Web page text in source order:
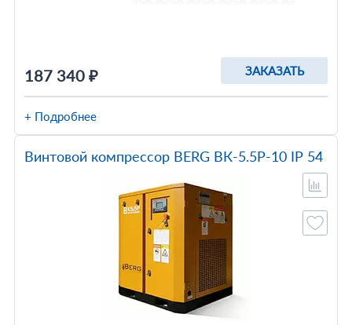
187 340 ₽ ЗАКАЗАТЬ
+ Подробнее
Винтовой компрессор BERG ВК-5.5Р-10 IP 54